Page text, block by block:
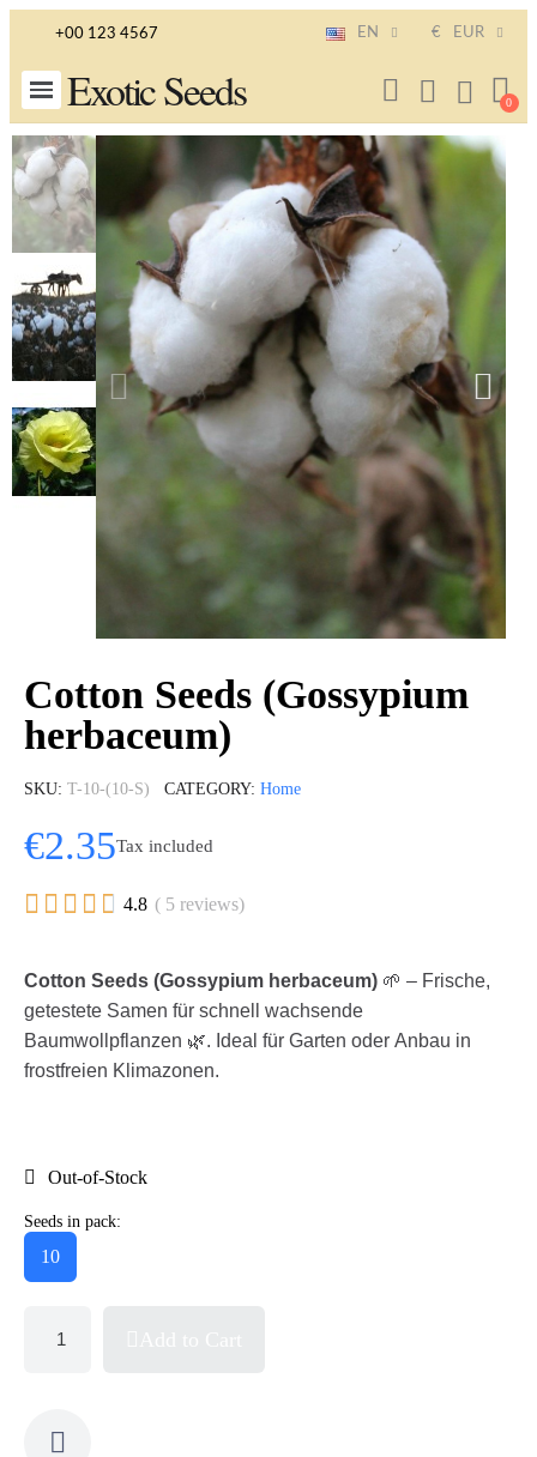
+00 123 4567 EN € EUR
Exotic Seeds
Cotton Seeds (Gossypium
herbaceum)
SKU T-10-(10-S) CATEGORY Home
€2.35Tax included
     4.8 ( 5 reviews)
Cotton Seeds (Gossypium herbaceum) 🌱 – Frische,
getestete Samen für schnell wachsende
Baumwollpflanzen 🌿. Ideal für Garten oder Anbau in
frostfreien Klimazonen.
Out-of-Stock
Seeds in pack:
10